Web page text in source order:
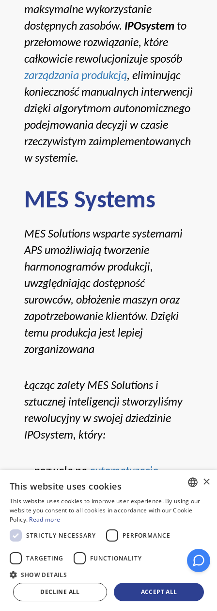
maksymalne wykorzystanie
dostępnych zasobów. IPOsystem to
przełomowe rozwiązanie, które
całkowicie rewolucjonizuje sposób
zarządzania produkcją, eliminując
konieczność manualnych interwencji
dzięki algorytmom autonomicznego
podejmowania decyzji w czasie
rzeczywistym zaimplementowanych
w systemie.
MES Systems
MES Solutions wsparte systemami
APS umożliwiają tworzenie
harmonogramów produkcji,
uwzględniając dostępność
surowców, obłożenie maszyn oraz
zapotrzebowanie klientów. Dzięki
temu produkcja jest lepiej
zorganizowana
Łącząc zalety MES Solutions i
sztucznej inteligencji stworzyliśmy
rewolucyjny w swojej dziedzinie
IPOsystem, który:
pozwala naautomatyzację
procesu planowania
bezpośredniego zarządzania
zasobami bez konieczności
tworzenia i ręcznego
uaktualniania harmonogramów,
bez konieczności
harmonogramowania.
POLISH
×
This website uses cookies
This website uses cookies to improve user experience. By using our
website you consent to all cookies in accordance with our Cookie
Policy. Read more
STRICTLY NECESSARY
PERFORMANCE
TARGETING FUNCTIONALITY
SHOW DETAILS
ACCEPT ALL
DECLINE ALL